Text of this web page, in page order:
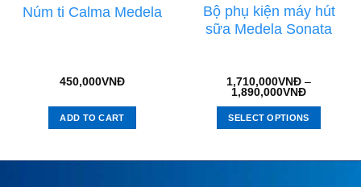
Núm ti Calma Medela
450,000VNĐ
ADD TO CART
Bộ phụ kiện máy hút
sữa Medela Sonata
1,710,000VNĐ –
1,890,000VNĐ
SELECT OPTIONS